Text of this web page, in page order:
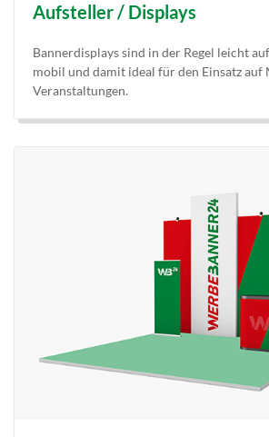
Aufsteller / Displays
Bannerdisplays sind in der Regel leicht
mobil und damit ideal für den Einsatz auf
Veranstaltungen.